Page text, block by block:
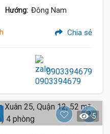
Hướng: Đông Nam
Chia sẻ
0903394679
5